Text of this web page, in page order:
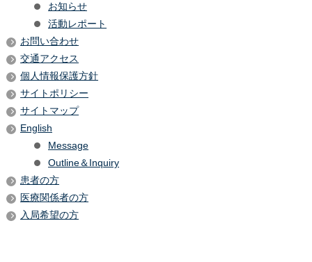
お知らせ
活動レポート
お問い合わせ
交通アクセス
個人情報保護方針
サイトポリシー
サイトマップ
English
Message
Outline＆Inquiry
患者の方
医療関係者の方
入局希望の方